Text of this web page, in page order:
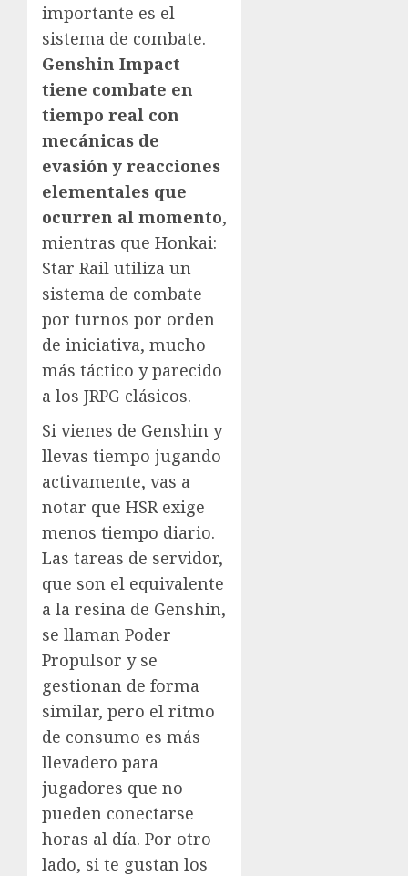
importante es el
sistema de combate.
Genshin Impact
tiene combate en
tiempo real con
mecánicas de
evasión y reacciones
elementales que
ocurren al momento,
mientras que Honkai:
Star Rail utiliza un
sistema de combate
por turnos por orden
de iniciativa, mucho
más táctico y parecido
a los JRPG clásicos.
Si vienes de Genshin y
llevas tiempo jugando
activamente, vas a
notar que HSR exige
menos tiempo diario.
Las tareas de servidor,
que son el equivalente
a la resina de Genshin,
se llaman Poder
Propulsor y se
gestionan de forma
similar, pero el ritmo
de consumo es más
llevadero para
jugadores que no
pueden conectarse
horas al día. Por otro
lado, si te gustan los